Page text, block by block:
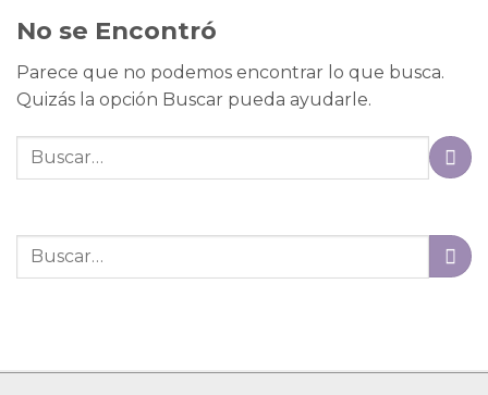
No se Encontró
Parece que no podemos encontrar lo que busca.
Quizás la opción Buscar pueda ayudarle.